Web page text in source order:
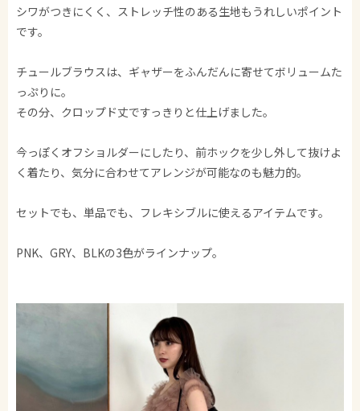
シワがつきにくく、ストレッチ性のある生地もうれしいポイント
です。
チュールブラウスは、ギャザーをふんだんに寄せてボリュームた
っぷりに。
その分、クロップド丈ですっきりと仕上げました。
今っぽくオフショルダーにしたり、前ホックを少し外して抜けよ
く着たり、気分に合わせてアレンジが可能なのも魅力的。
セットでも、単品でも、フレキシブルに使えるアイテムです。
PNK、GRY、BLKの3色がラインナップ。